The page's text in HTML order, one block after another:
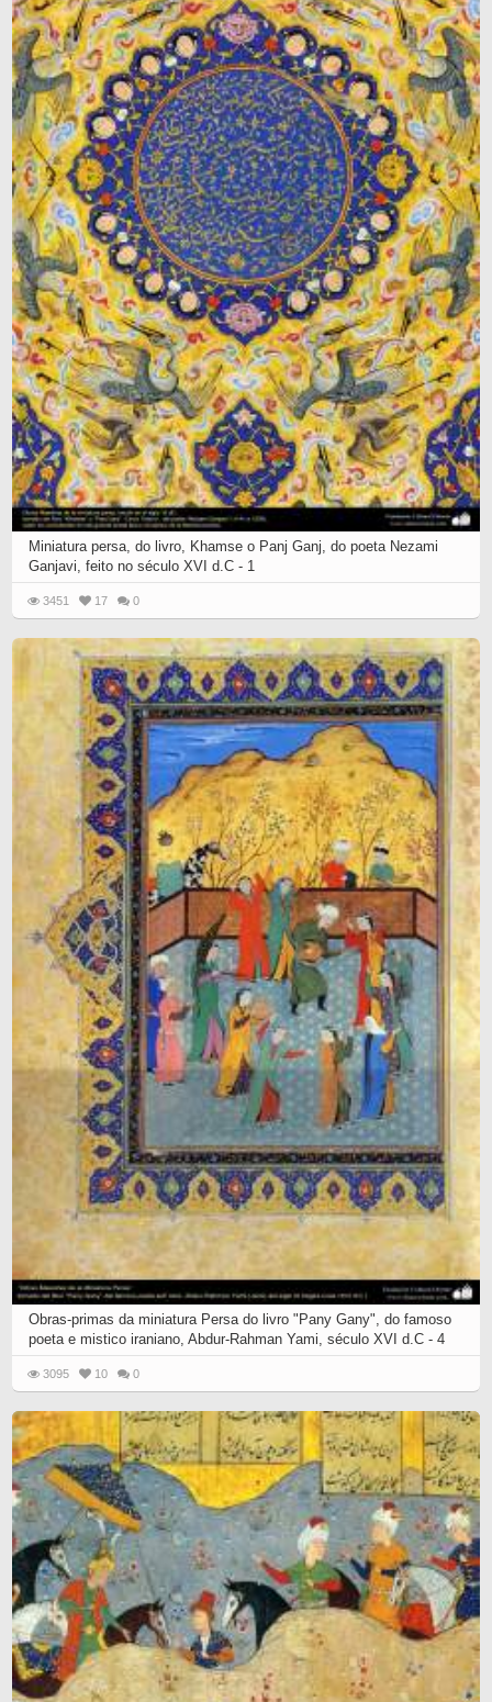
Miniatura persa, do livro, Khamse o Panj Ganj, do poeta Nezami
Ganjavi, feito no século XVI d.C - 1
3451 17 0
Obras-primas da miniatura Persa do livro "Pany Gany", do famoso
poeta e mistico iraniano, Abdur-Rahman Yami, século XVI d.C - 4
3095 10 0